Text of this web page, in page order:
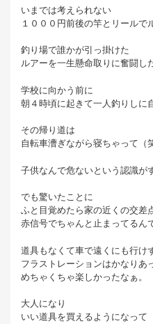
いまでは考えられない
１０００円前後の竿とリールで
釣り場で誰かが引っ掛けた
ルアーを一生懸命取りに奮闘し
学校に向かう前に
朝４時頃に起きて一人釣りしに
その帰り道は
自転車漕ぎながら寝ちゃって（
子供なんで危ないという認識が
でも驚いたことに
ふと目覚めたら家の近くの交差
赤信号でちゃんと止まってるん
道具もなくて車で遠くにも行け
フラストレーションはかなりあ
めちゃくちゃ楽しかったなぁ。
大人になり
いい道具を買えるようになって